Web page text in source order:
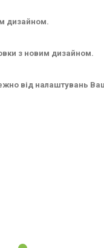
дизайном.
з новим дизайном.
від налаштувань